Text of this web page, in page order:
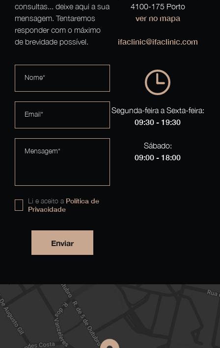
consultas... deixe aqui a sua
mensagem. Tentaremos
responder com o máximo
de brevidade possível.
Nome*
Email*
Mensagem*
Li e aceito a Política de
Privacidade
Enviar
4100-175 Porto
ver no mapa
ifaclinic@ifaclinic.com
Segunda-feira a Sexta-feira:
09:30 - 19:30
Sábado:
09:00 - 18:00